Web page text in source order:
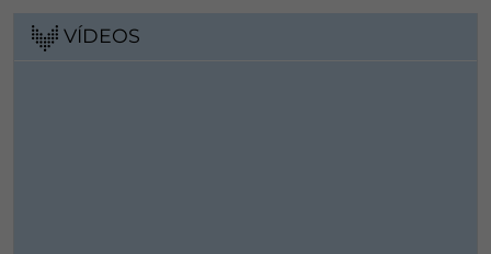
VÍDEOS